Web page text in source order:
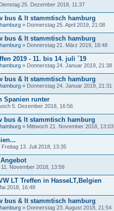
25. Dezember 2018, 11:37
bus & lt stammtisch hamburg
» Donnerstag 25. April 2019, 21:08
bus & lt stammtisch hamburg
» Donnerstag 21. März 2019, 18:48
2019 - 11. bis 14. juli ´19
» Donnerstag 24. Januar 2019, 21:38
bus & lt stammtisch hamburg
» Donnerstag 24. Januar 2019, 21:31
Spanien runter
5. Dezember 2018, 16:56
bus & lt stammtisch hamburg
» Mittwoch 21. November 2018, 13:03
Freitag 13. Juli 2018, 13:35
November 2018, 13:59
LT Treffen in HasseLT,Belgien
2018, 16:48
bus & lt stammtisch hamburg
» Donnerstag 23. August 2018, 21:54